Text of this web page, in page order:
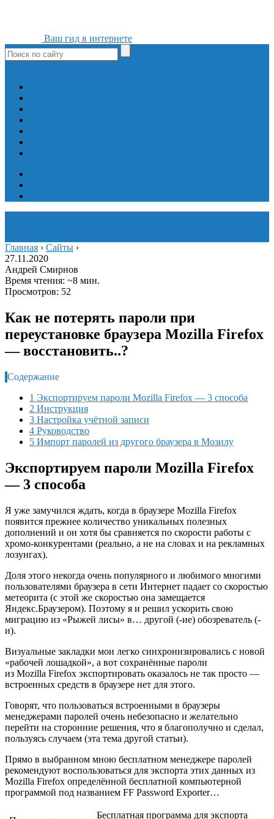
Ваш гид в интернете
Главная › Сайты ›
27.11.2020
Андрей Смирнов
Время чтения: ~8 мин.
Просмотров: 52
Как не потерять пароли при
переустановке браузера Mozilla Firefox
— восстановить..?
Содержание
1 Экспортируем пароли Mozilla Firefox — 3 способа
2 Инструкция
3 Настройка учётной записи
4 Руководство
5 Импорт паролей из другого браузера в Мозилу
Экспортируем пароли Mozilla Firefox
— 3 способа
Я уже замучился ждать, когда в браузере Mozilla Firefox
появится прежнее количество уникальных полезных
дополнений и он хотя бы сравняется по скорости работы с
хромо-конкурентами (реально, а не на словах и на рекламных
лозунгах).
Доля этого некогда очень популярного и любимого многими
пользователями браузера в сети Интернет падает со скоростью
метеорита (с этой же скоростью она замещается
Яндекс.Браузером). Поэтому я и решил ускорить свою
миграцию из «Рыжей лисы» в… другой (-ие) обозреватель (-
и).
Визуальные закладки мои легко синхронизировались с новой
«рабочей лошадкой», а вот сохранённые пароли
из Mozilla Firefox экспортировать оказалось не так просто —
встроенных средств в браузере нет для этого.
Говорят, что пользоваться встроенными в браузеры
менеджерами паролей очень небезопасно и желательно
перейти на сторонние решения, что я благополучно и сделал,
пользуясь случаем (эта тема другой статьи).
Прямо в выбранном мною бесплатном менеджере паролей
рекомендуют воспользоваться для экспорта этих данных из
Mozilla Firefox определённой бесплатной компьютерной
программой под названием FF Password Exporter…
Бесплатная программа для экспорта